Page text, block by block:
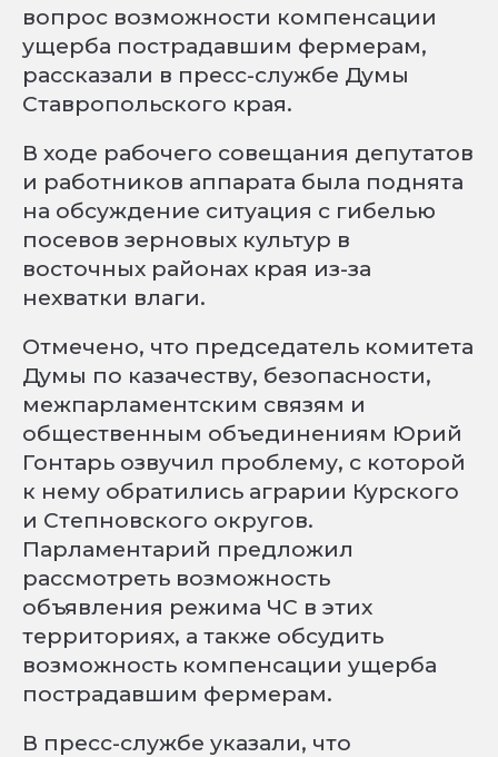
вопрос возможности компенсации
ущерба пострадавшим фермерам,
рассказали в пресс-службе Думы
Ставропольского края.
В ходе рабочего совещания депутатов
и работников аппарата была поднята
на обсуждение ситуация с гибелью
посевов зерновых культур в
восточных районах края из-за
нехватки влаги.
Отмечено, что председатель комитета
Думы по казачеству, безопасности,
межпарламентским связям и
общественным объединениям Юрий
Гонтарь озвучил проблему, с которой
к нему обратились аграрии Курского
и Степновского округов.
Парламентарий предложил
рассмотреть возможность
объявления режима ЧС в этих
территориях, а также обсудить
возможность компенсации ущерба
пострадавшим фермерам.
В пресс-службе указали, что